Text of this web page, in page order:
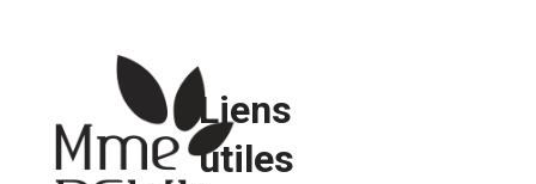
Liens
utiles